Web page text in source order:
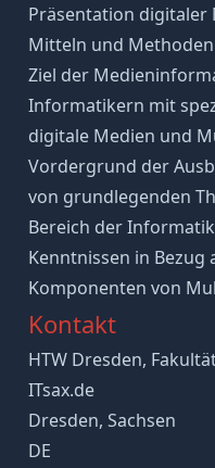
Präsentation digitaler
Mitteln und
Ziel der
Informatikern mit
digitale Medien und
Vordergrund der
von grundlegenden
Bereich der
Kenntnissen in
Komponenten von
Kontakt
HTW Dresden,
ITsax.de
Dresden, Sachsen
DE